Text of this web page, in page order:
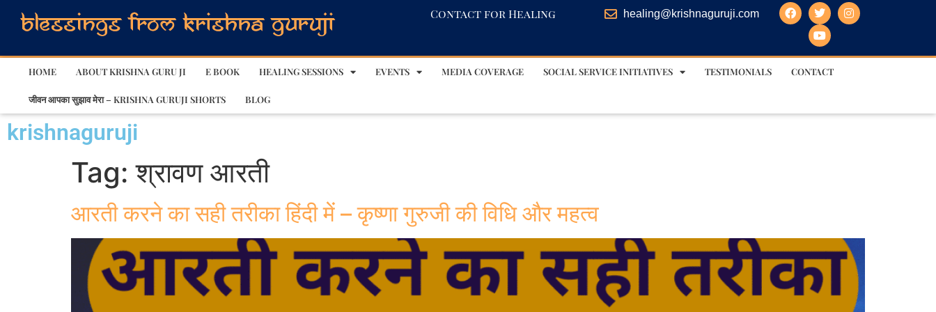
Contact for Healing healing@krishnaguruji.com
HOME ABOUT KRISHNA GURU JI E BOOK HEALING SESSIONS EVENTS MEDIA COVERAGE SOCIAL SERVICE INITIATIVES TESTIMONIALS CONTACT
जीवन आपका सुझाव मेरा – KRISHNA GURUJI SHORTS BLOG
krishnaguruji
Tag:श्रावण आरती
आरती करने का सही तरीका हिंदी में – कृष्णा गुरुजी की विधि और महत्व